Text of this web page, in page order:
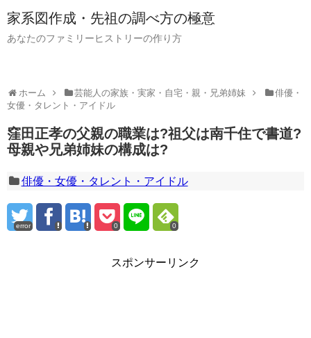
家系図作成・先祖の調べ方の極意
あなたのファミリーヒストリーの作り方
ホーム 芸能人の家族・実家・自宅・親・兄弟姉妹
俳優・
女優・タレント・アイドル
窪田正孝の父親の職業は?祖父は南千住で書道?
母親や兄弟姉妹の構成は?
俳優・女優・タレント・アイドル
error 0 0
スポンサーリンク